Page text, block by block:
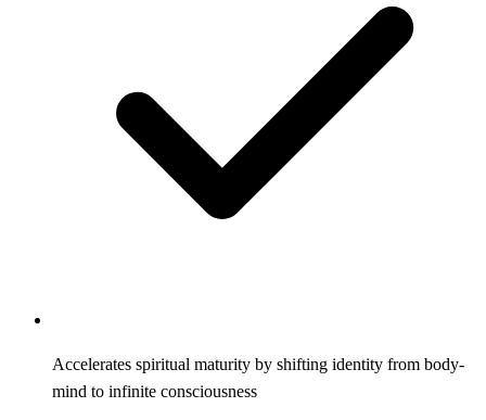
Accelerates spiritual maturity by shifting identity from body-
mind to infinite consciousness